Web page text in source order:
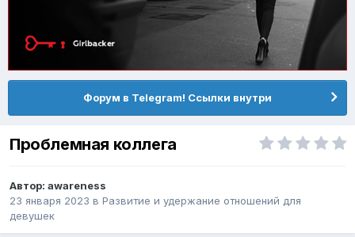
Форум в Telegram! Ссылки внутри
Проблемная коллега
Автор: awareness
23 января 2023 в Pазвитие и удержание отношений для
девушек